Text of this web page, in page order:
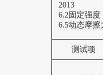
2013
6.2固定强度
6.5动态摩擦
测试项